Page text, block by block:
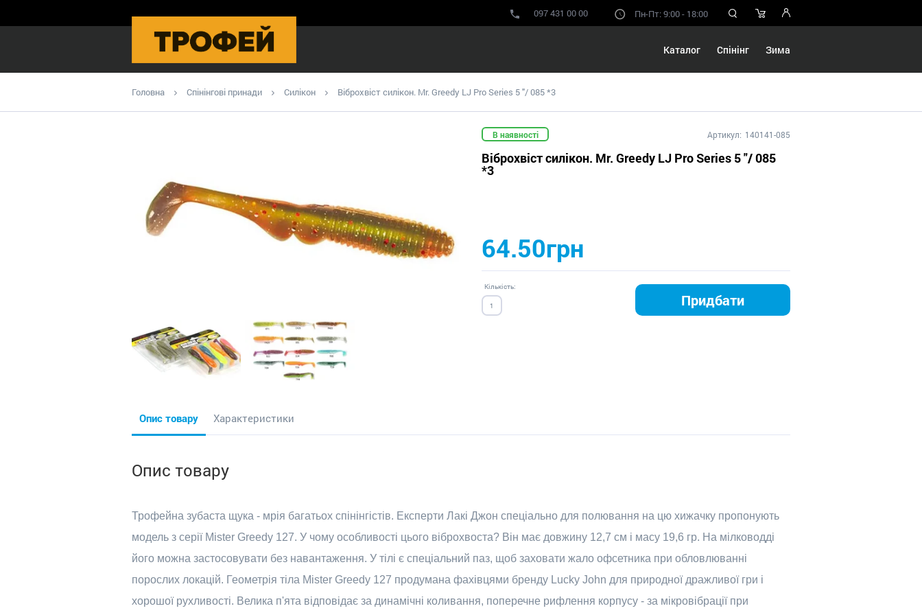
097 431 00 00 Пн-Пт: 9:00 - 18:00
Каталог Спінінг Зима
Головна Спінінгові принади Силікон Віброхвіст силікон. Mr. Greedy LJ Pro Series 5 "/ 085 *3
В наявності Артикул: 140141-085
Віброхвіст силікон. Mr. Greedy LJ Pro Series 5 "/ 085
*3
64.50грн
Кількість:
Придбати
Опис товару Характеристики
Опис товару
Трофейна зубаста щука - мрія багатьох спінінгістів. Експерти Лакі Джон спеціально для полювання на цю хижачку пропонують
модель з серії Mister Greedy 127. У чому особливості цього віброхвоста? Він має довжину 12,7 см і масу 19,6 гр. На мілководді
його можна застосовувати без навантаження. У тілі є спеціальний паз, щоб заховати жало офсетника при обловлюванні
порослих локацій. Геометрія тіла Mister Greedy 127 продумана фахівцями бренду Lucky John для природної дражливої гри і
хорошої рухливості. Велика п'ята відповідає за динамічні коливання, поперечне рифлення корпусу - за мікровібрації при